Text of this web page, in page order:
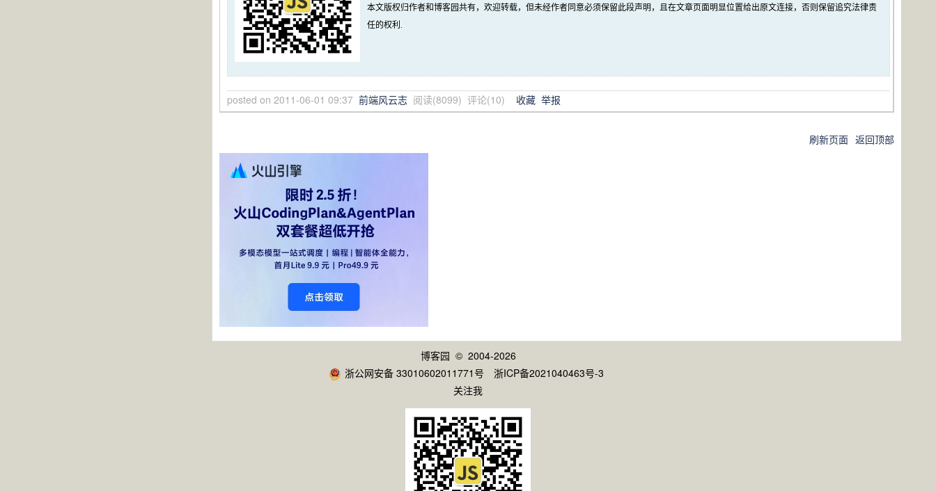
本文版权归作者和博客园共有，欢迎转载，但未经作者同意必须保留此段声明，且在文章页面明显位置给出原文连接，否则保留追究法律责
任的权利.
posted on 2011-06-01 09:37 前端风云志 阅读(8099) 评论(10) 收藏 举报
刷新页面 返回顶部
博客园 © 2004-2026
浙公网安备 33010602011771号
浙ICP备2021040463号-3
关注我